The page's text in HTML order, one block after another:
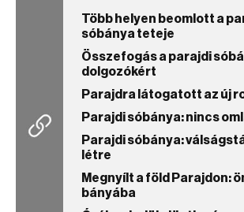
Több helyen beomlott a
sóbánya teteje
Összefogás a parajdi
dolgozókért
Parajdra látogatott az új
Parajdi sóbánya: nincs
Parajdi sóbánya:
létre
Megnyílt a föld Parajdon:
bányába